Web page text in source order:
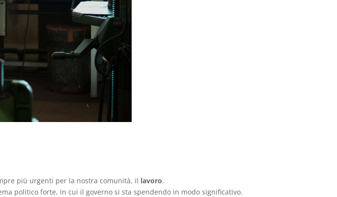
più urgenti per la nostra comunità, il lavoro.
politico forte, in cui il governo si sta spendendo in modo significativo.